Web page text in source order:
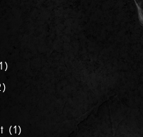
1 1
tuote
2
11